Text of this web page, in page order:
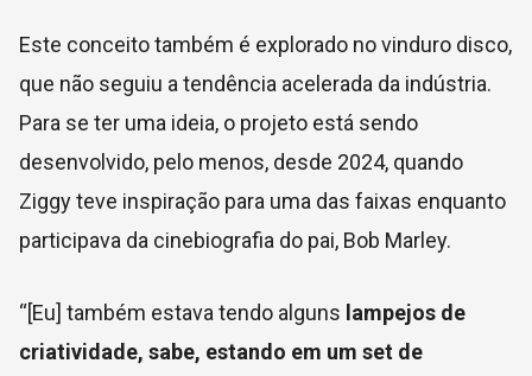
Este conceito também é explorado no vinduro disco,
que não seguiu a tendência acelerada da indústria.
Para se ter uma ideia, o projeto está sendo
desenvolvido, pelo menos, desde 2024, quando
Ziggy teve inspiração para uma das faixas enquanto
participava da cinebiografia do pai, Bob Marley.
“[Eu] também estava tendo alguns lampejos de
criatividade, sabe, estando em um set de